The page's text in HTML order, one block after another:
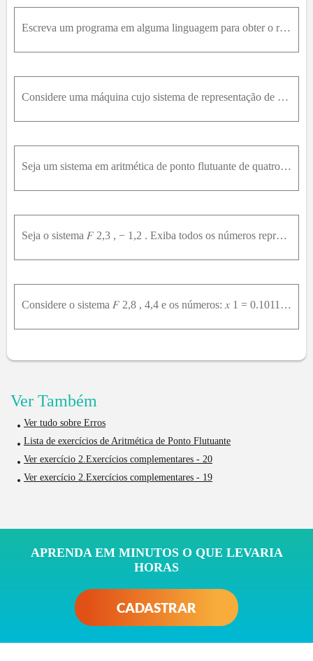
Escreva um programa em alguma linguagem para obter o resultado da seguinte operação: S = 10000 - ∑ k = 1 n x para: a) n=10000 e x= 0.1; b)n=80000 e x=0.125.
Considere uma máquina cujo sistema de representação de números é definido por: β = 10 ,t = 4 , l = - 5eu = 5 . Pede-se:qual o menor e o maior número em módulo representados nesta máquina? como será re
Seja um sistema em aritmética de ponto flutuante de quatro dígitos, base decimal e com acumulador de precisão dupla. Dados os números: x = 0.7237 × 1 0 4 , y = 0.2145 × 1 0 - 3 e z = 0.2585 × 1 0 1 Ef
Seja o sistema 𝐹 2,3 , − 1,2 . Exiba todos os números representáveis neste sistema e coloque-os sobre um eixo ordenado.
Considere o sistema 𝐹 2,8 , 4,4 e os números: 𝑥 1 = 0.10110011 × 2 2 𝑒 𝑥 2 = 0.10110010 × 2 2 . Qual dos dois representa melhor 2.8 10 ?
Ver Também
Ver tudo sobre Erros
Lista de exercícios de Aritmética de Ponto Flutuante
Ver exercício 2.Exercícios complementares - 20
Ver exercício 2.Exercícios complementares - 19
APRENDA EM MINUTOS O QUE LEVARIA
HORAS
CADASTRAR